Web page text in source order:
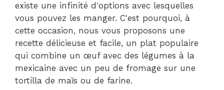
existe une infinité d'options avec lesquelles
vous pouvez les manger. C'est pourquoi, à
cette occasion, nous vous proposons une
recette délicieuse et facile, un plat populaire
qui combine un œuf avec des légumes à la
mexicaine avec un peu de fromage sur une
tortilla de maïs ou de farine.